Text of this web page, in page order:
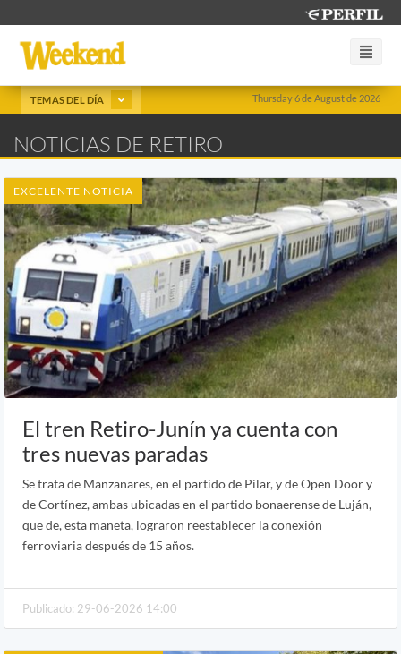
Thursday 6 de August de 2026
TEMAS DEL DÍA
NOTICIAS DE RETIRO
EXCELENTE NOTICIA
El tren Retiro-Junín ya cuenta con
tres nuevas paradas
Se trata de Manzanares, en el partido de Pilar, y de Open Door y
de Cortínez, ambas ubicadas en el partido bonaerense de Luján,
que de, esta maneta, lograron reestablecer la conexión
ferroviaria después de 15 años.
Publicado: 29-06-2026 14:00